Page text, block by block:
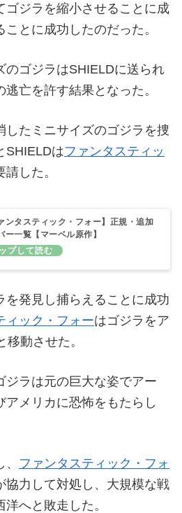
ゴジラを縮小させることに成
とに成功したのだった。
のゴジラはSHIELDに送られ
亡を許す結果となった。
したミニサイズのゴジラを捜
SHIELDはファンタスティッ
した。
ンタスティック・フォー】正規・追加
ー一覧【マーベル原作】
を発見し捕らえることに成功
ィック・フォーはゴジラをア
動させた。
ジラは元の巨大な姿でアー
アメリカに恐怖をもたらし
ファンタスティック・フォ
協力して対処し、大規模な戦
へと敗走した。